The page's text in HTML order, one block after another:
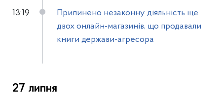
13:19
Припинено незаконну діяльність ще
двох онлайн-магазинів, що продавали
книги держави-агресора
27 липня